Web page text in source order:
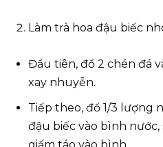
Làm trà hoa đậu biếc
Đầu tiên, đổ 2 chén đá
xay nhuyễn.
Tiếp theo, đổ 1/3 lượng
đậu biếc vào bình